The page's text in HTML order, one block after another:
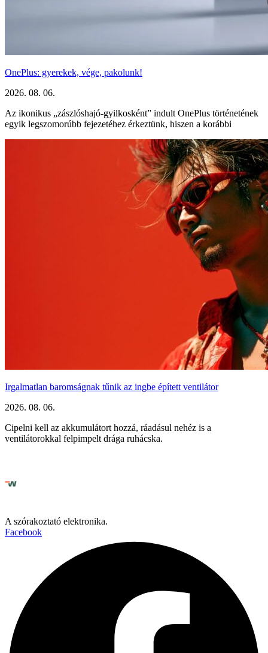
OnePlus: gyerekek, vége, pakolunk!
2026. 08. 06.
Az ikonikus „zászlóshajó-gyilkosként” indult OnePlus történetének
egyik legszomorúbb fejezetéhez érkeztünk, hiszen a korábbi
Irgalmatlan baromságnak tűnik az ingbe épített ventilátor
2026. 08. 06.
Cipelni kell az akkumulátort hozzá, ráadásul nehéz is a
ventilátorokkal felpimpelt drága ruhácska.
A szórakoztató elektronika.
Facebook